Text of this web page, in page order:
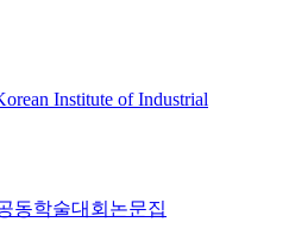
Institute of Industrial
동학술대회논문집